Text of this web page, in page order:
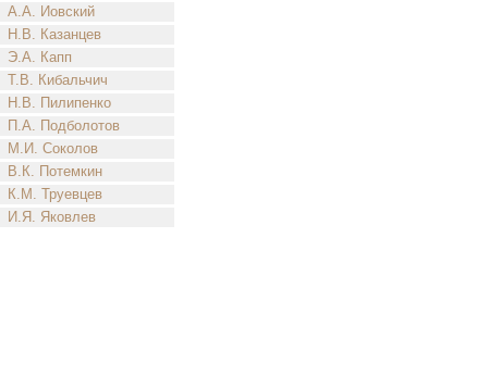
А.А. Иовский
Н.В. Казанцев
Э.А. Капп
Т.В. Кибальчич
Н.В. Пилипенко
П.А. Подболотов
М.И. Соколов
В.К. Потемкин
К.М. Труевцев
И.Я. Яковлев